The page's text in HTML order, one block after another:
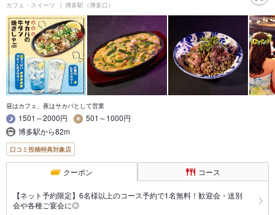
カフェ・スイーツ 博多駅（博多口）
昼はカフェ、夜はサカバとして営業
1501～2000円
501～1000円
博多駅から82m
口コミ投稿特典対象店
クーポン コース
【ネット予約限定】6名様以上のコース予約で1名無料！歓迎会・送別
会や各種ご宴会に◎